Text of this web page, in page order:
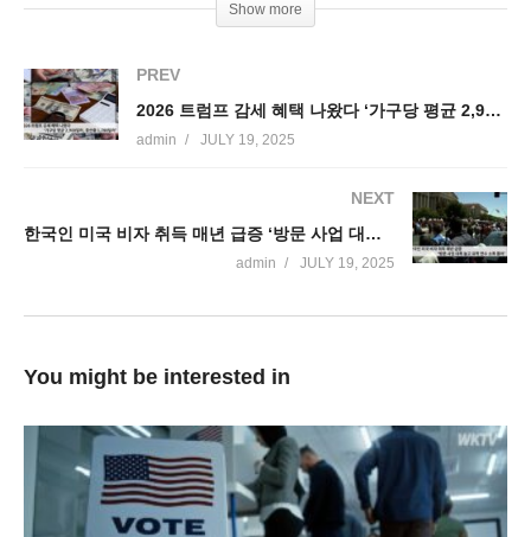
Show more
PREV
2026 트럼프 감세 혜택 나왔다 ‘가구당 평균 2,900달러, 중산층 1,780달러’
admin JULY 19, 2025
NEXT
한국인 미국 비자 취득 매년 급증 ‘방문 사업 대폭 늘고 유학 연수 소폭 줄어’
admin JULY 19, 2025
You might be interested in